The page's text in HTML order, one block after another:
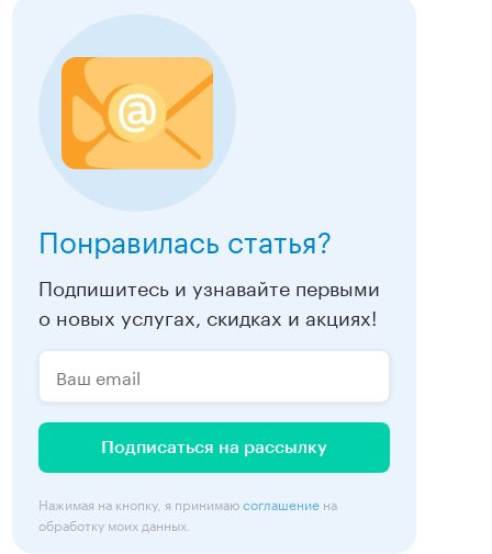
Понравилась статья?
Подпишитесь и узнавайте первыми
о новых услугах, скидках и акциях!
Подписаться на рассылку
Нажимая на кнопку, я принимаюсоглашение на
обработку моих данных.